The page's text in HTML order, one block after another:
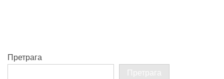
Претрага
Претрага